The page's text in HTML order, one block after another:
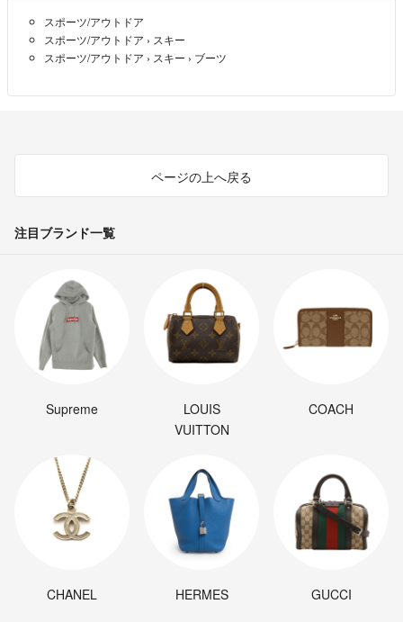
スポーツ/アウトドア
スポーツ/アウトドア › スキー
スポーツ/アウトドア › スキー › ブーツ
ページの上へ戻る
注目ブランド一覧
Supreme
LOUIS
VUITTON
COACH
CHANEL HERMES GUCCI